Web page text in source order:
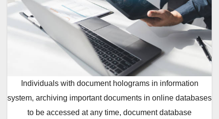
Individuals with document holograms in information
system, archiving important documents in online databases
to be accessed at any time, document database